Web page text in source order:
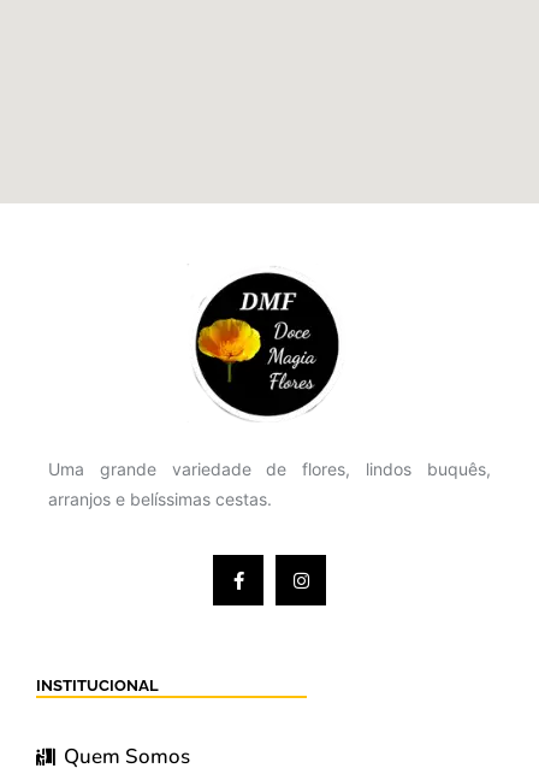
Uma grande variedade de flores, lindos buquês,
arranjos e belíssimas cestas.
INSTITUCIONAL
Quem Somos